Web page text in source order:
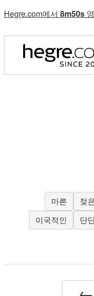
Hegre.com에서 8m50s
마른 젖
이국적인
단